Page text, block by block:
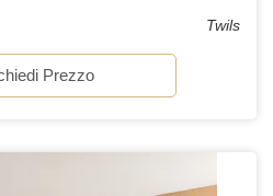
Twils
Prezzo